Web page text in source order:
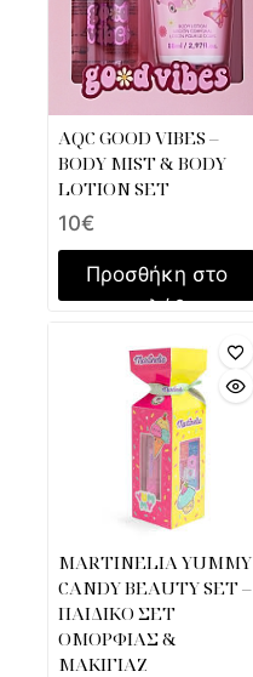
AQC GOOD VIBES –
BODY MIST & BODY
LOTION SET
10€
Προσθήκη στο
καλάθι
MARTINELIA YUMMY
CANDY BEAUTY SET –
ΠΑΙΔΙΚΟ ΣΕΤ
ΟΜΟΡΦΙΑΣ &
ΜΑΚΙΓΙΑΖ